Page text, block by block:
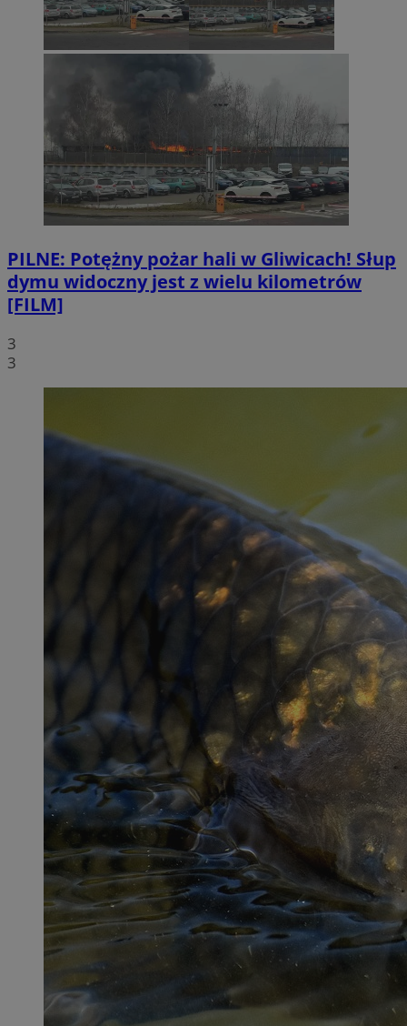
PILNE: Potężny pożar hali w Gliwicach! Słup
dymu widoczny jest z wielu kilometrów
[FILM]
3
3